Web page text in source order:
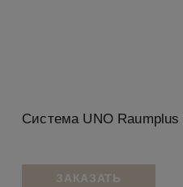
Система UNO Raumplus
ЗАКАЗАТЬ